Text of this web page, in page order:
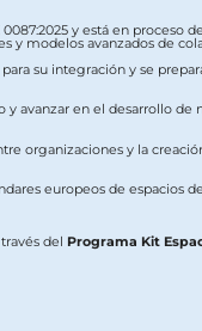
y está en proceso
y modelos avanzados de
su integración y se
en el desarrollo de
organizaciones y la
europeos de espacios
través del Programa Kit